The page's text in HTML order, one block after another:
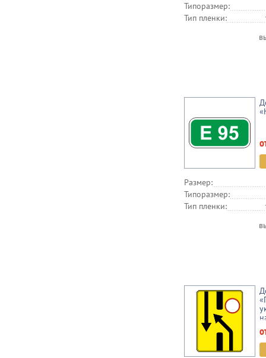
Типоразмер:
Тип пленки:
Размер:
Типоразмер:
Тип пленки: